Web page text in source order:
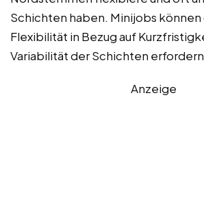
Schichten haben. Minijobs
Flexibilität in Bezug auf
Variabilität der Schichten
Anzeige